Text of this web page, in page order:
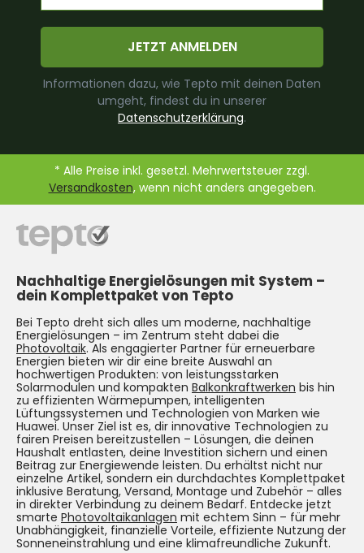
JETZT ANMELDEN
Informationen dazu, wie Tepto mit deinen Daten
umgeht, findest du in unserer
Datenschutzerklärung.
* Alle Preise inkl. gesetzl. Mehrwertsteuer zzgl.
Versandkosten, wenn nicht anders angegeben.
Nachhaltige Energielösungen mit System –
dein Komplettpaket von Tepto
Bei Tepto dreht sich alles um moderne, nachhaltige
Energielösungen – im Zentrum steht dabei die
Photovoltaik. Als engagierter Partner für erneuerbare
Energien bieten wir dir eine breite Auswahl an
hochwertigen Produkten: von leistungsstarken
Solarmodulen und kompakten Balkonkraftwerken bis hin
zu effizienten Wärmepumpen, intelligenten
Lüftungssystemen und Technologien von Marken wie
Huawei. Unser Ziel ist es, dir innovative Technologien zu
fairen Preisen bereitzustellen – Lösungen, die deinen
Haushalt entlasten, deine Investition sichern und einen
Beitrag zur Energiewende leisten. Du erhältst nicht nur
einzelne Artikel, sondern ein durchdachtes Komplettpaket
inklusive Beratung, Versand, Montage und Zubehör – alles
in direkter Verbindung zu deinem Bedarf. Entdecke jetzt
smarte Photovoltaikanlagen mit echtem Sinn – für mehr
Unabhängigkeit, finanzielle Vorteile, effiziente Nutzung der
Sonneneinstrahlung und eine klimafreundliche Zukunft.